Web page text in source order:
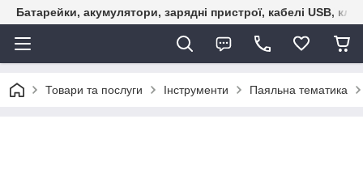
Батарейки, акумулятори, зарядні пристрої, кабелі USB,
Товари та послуги Інструменти Паяльна тематика